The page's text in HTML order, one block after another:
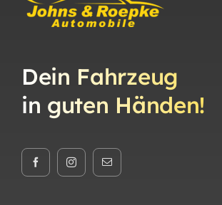
Dein Fahrzeug
in guten Händen!